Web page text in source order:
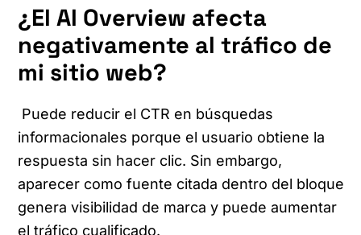
¿El AI Overview afecta
negativamente al tráfico de
mi sitio web?
Puede reducir el CTR en búsquedas
informacionales porque el usuario obtiene la
respuesta sin hacer clic. Sin embargo,
aparecer como fuente citada dentro del bloque
genera visibilidad de marca y puede aumentar
el tráfico cualificado.